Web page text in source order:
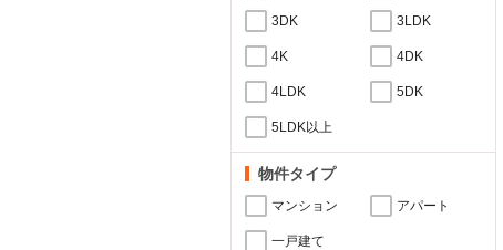
3DK 3LDK
4K 4DK
4LDK 5DK
5LDK以上
物件タイプ
マンション アパート
一戸建て